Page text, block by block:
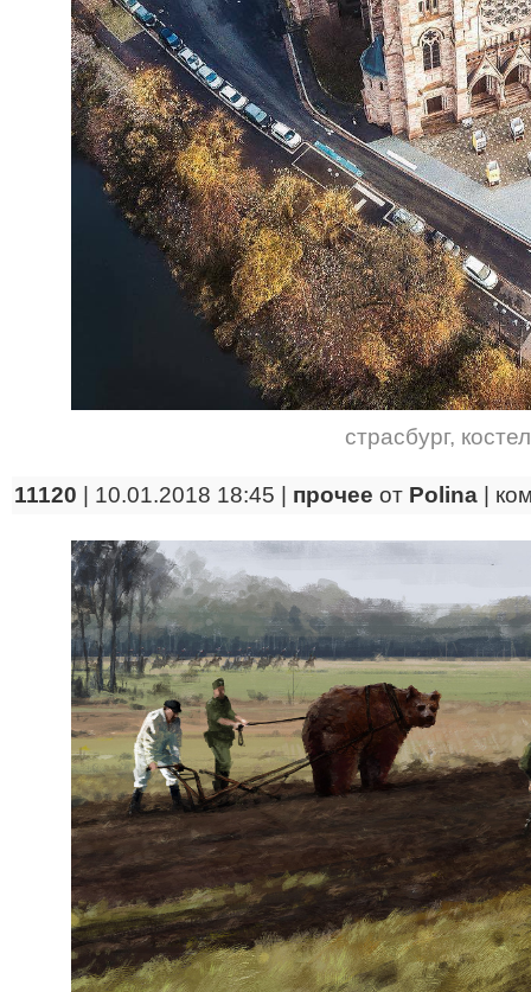
страсбург, костел
11120 | 10.01.2018 18:45 | прочее от Polina